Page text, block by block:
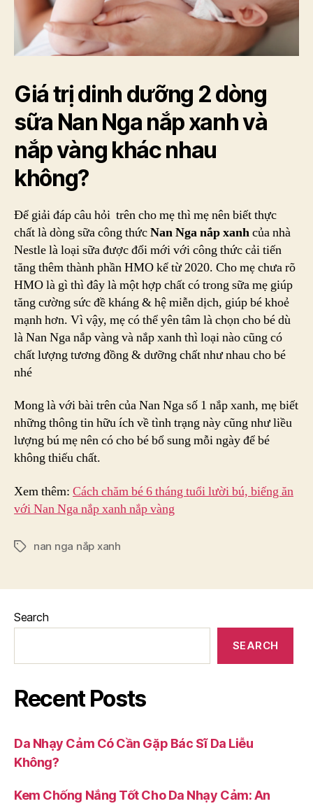
Giá trị dinh dưỡng 2 dòng
sữa Nan Nga nắp xanh và
nắp vàng khác nhau
không?
Để giải đáp câu hỏi trên cho mẹ thì mẹ nên biết thực
chất là dòng sữa công thứcNan Nga nắp xanhcủa nhà
Nestle là loại sữa được đổi mới với công thức cải tiến
tăng thêm thành phần HMO kể từ 2020. Cho mẹ chưa rõ
HMO là gì thì đây là một hợp chất có trong sữa mẹ giúp
tăng cường sức đề kháng & hệ miễn dịch, giúp bé khoẻ
mạnh hơn. Vì vậy, mẹ có thể yên tâm là chọn cho bé dù
là Nan Nga nắp vàng và nắp xanh thì loại nào cũng có
chất lượng tương đồng & dưỡng chất như nhau cho bé
nhé
Mong là với bài trên của Nan Nga số 1 nắp xanh, mẹ biết
những thông tin hữu ích về tình trạng này cũng như liều
lượng bú mẹ nên có cho bé bổ sung mỗi ngày để bé
không thiếu chất.
Xem thêm: Cách chăm bé 6 tháng tuổi lười bú, biếng ăn
với Nan Nga nắp xanh nắp vàng
Tagsnan nga nắp xanh
Search
SEARCH
Recent Posts
Da Nhạy Cảm Có Cần Gặp Bác Sĩ Da Liễu
Không?
Kem Chống Nắng Tốt Cho Da Nhạy Cảm: An